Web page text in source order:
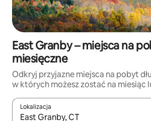
East Granby – miejsca na
miesięczne
Odkryj przyjazne miejsca na pobyt
w których możesz zostać na miesiąc
Lokalizacja
Gdy wyniki będą dostępne, możesz